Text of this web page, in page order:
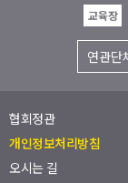
교육장
협회정관
개인정보처리방침
오시는 길